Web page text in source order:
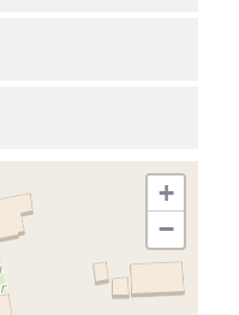
+
−